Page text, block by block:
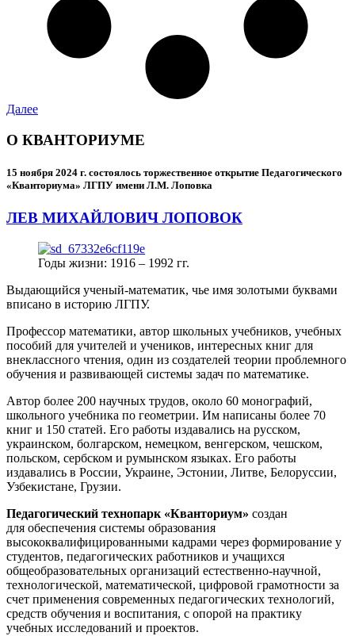
Далее
О КВАНТОРИУМЕ
15 ноября 2024 г. состоялось торжественное открытие Педагогического
«Кванториума» ЛГПУ имени Л.М. Лоповка
ЛЕВ МИХАЙЛОВИЧ ЛОПОВОК
Годы жизни: 1916 – 1992 гг.
Выдающийся ученый-математик, чье имя золотыми буквами
вписано в историю ЛГПУ.
Профессор математики, автор школьных учебников, учебных
пособий для учителей и учеников, интересных книг для
внеклассного чтения, один из создателей теории проблемного
обучения и развивающей системы задач по математике.
Автор более 200 научных трудов, около 60 монографий,
школьного учебника по геометрии. Им написаны более 70
книг и 150 статей. Его работы издавались на русском,
украинском, болгарском, немецком, венгерском, чешском,
польском, сербском и румынском языках. Его работы
издавались в России, Украине, Эстонии, Литве, Белоруссии,
Узбекистане, Грузии.
Педагогический технопарк «Кванториум» создан
для обеспечения системы образования
высококвалифицированными кадрами через формирование у
студентов, педагогических работников и учащихся
общеобразовательных организаций естественно-научной,
технологической, математической, цифровой грамотности за
счет применения современных педагогических технологий,
средств обучения и воспитания, с опорой на практику
учебных исследований и проектов.